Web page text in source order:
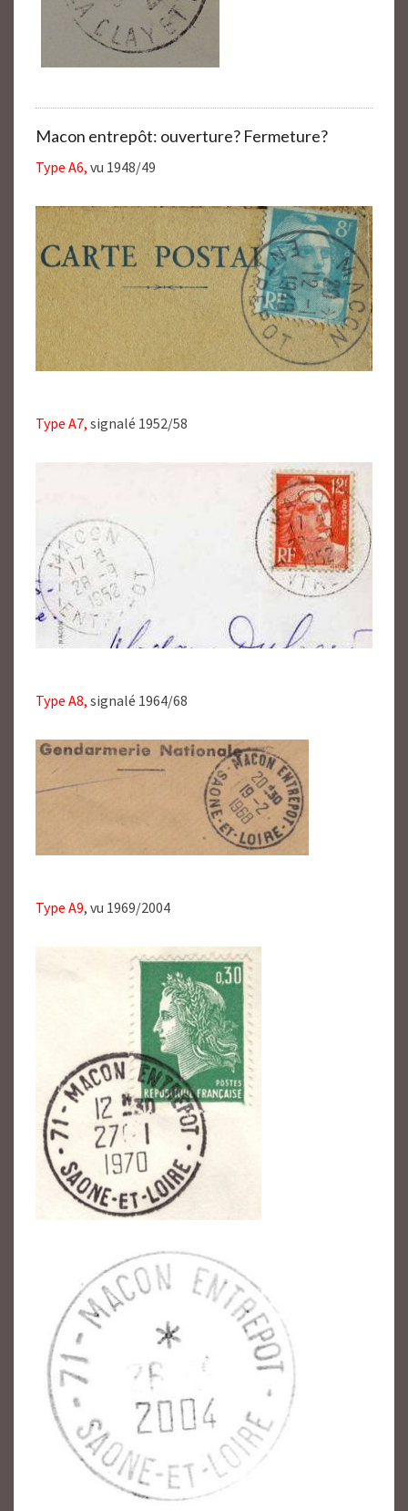
Macon entrepôt: ouverture? Fermeture?
Type A6, vu 1948/49
Type A7, signalé 1952/58
Type A8, signalé 1964/68
Type A9, vu 1969/2004